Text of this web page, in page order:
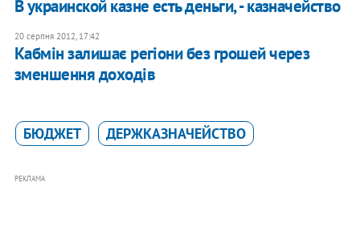
В украинской казне есть деньги, - казначейство
20 серпня 2012, 17:42
Кабмін залишає регіони без грошей через
зменшення доходів
БЮДЖЕТ ДЕРЖКАЗНАЧЕЙСТВО
РЕКЛАМА